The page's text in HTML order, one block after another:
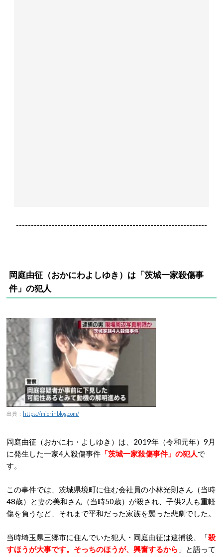
----------------------------------------------------------------
岡庭由征（おかにわよしゆき）は 「茨城一家殺傷事
件」の犯人
出典： https://miorinblog.com/
岡庭由征（おかにわ・よしゆき）は、2019年（令和元年）9月
に発生した一家4人殺傷事件 「茨城一家殺傷事件」の犯人で
す。
この事件では、茨城県境町に住む会社員の小林光則さん（当時
48歳）と妻の美和さん（当時50歳）が殺され、子供2人も重軽
傷を負うなど、それまで平和だった家族を襲った悲劇でした。
当時埼玉県三郷市に住んでいた犯人・岡庭由征は逮捕後、「殺
すほうが大事です。そっちのほうが、興奮するから 」と語って